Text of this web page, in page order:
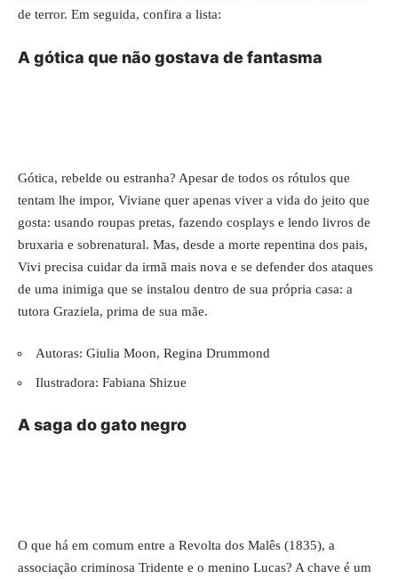
de terror. Em seguida, confira a lista:
A gótica que não gostava de fantasma
Gótica, rebelde ou estranha? Apesar de todos os rótulos que
tentam lhe impor, Viviane quer apenas viver a vida do jeito que
gosta: usando roupas pretas, fazendo cosplays e lendo livros de
bruxaria e sobrenatural. Mas, desde a morte repentina dos pais,
Vivi precisa cuidar da irmã mais nova e se defender dos ataques
de uma inimiga que se instalou dentro de sua própria casa: a
tutora Graziela, prima de sua mãe.
Autoras: Giulia Moon, Regina Drummond
Ilustradora: Fabiana Shizue
A saga do gato negro
O que há em comum entre a Revolta dos Malês (1835), a
associação criminosa Tridente e o menino Lucas? A chave é um